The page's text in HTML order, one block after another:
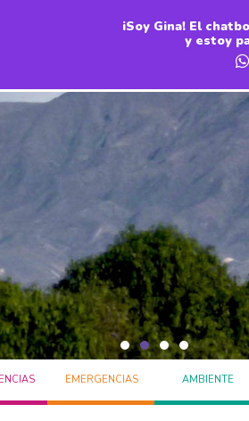
iSoy Gina! El
y estoy
EMERGENCIAS AMBIENTE